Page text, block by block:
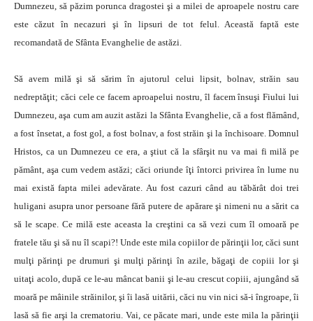
Dumnezeu, să păzim porunca dragostei şi a milei de aproapele nostru care
este căzut în necazuri şi în lipsuri de tot felul. Această faptă este
recomandată de Sfânta Evanghelie de astăzi.
Să avem milă şi să sărim în ajutorul celui lipsit, bolnav, străin sau
nedreptăţit; căci cele ce facem aproapelui nostru, îl facem însuşi Fiului lui
Dumnezeu, aşa cum am auzit astăzi la Sfânta Evanghelie, că a fost flămând,
a fost însetat, a fost gol, a fost bolnav, a fost străin şi la închisoare. Domnul
Hristos, ca un Dumnezeu ce era, a ştiut că la sfârşit nu va mai fi milă pe
pământ, aşa cum vedem astăzi; căci oriunde îţi întorci privirea în lume nu
mai există fapta milei adevărate. Au fost cazuri când au tăbărât doi trei
huligani asupra unor persoane fără putere de apărare şi nimeni nu a sărit ca
să le scape. Ce milă este aceasta la creştini ca să vezi cum îl omoară pe
fratele tău şi să nu îl scapi?! Unde este mila copiilor de părinţii lor, căci sunt
mulţi părinţi pe drumuri şi mulţi părinţi în azile, băgaţi de copiii lor şi
uitaţi acolo, după ce le-au mâncat banii şi le-au crescut copiii, ajungând să
moară pe mâinile străinilor, şi îi lasă uitării, căci nu vin nici să-i îngroape, îi
lasă să fie arşi la crematoriu. Vai, ce păcate mari, unde este mila la părinţii